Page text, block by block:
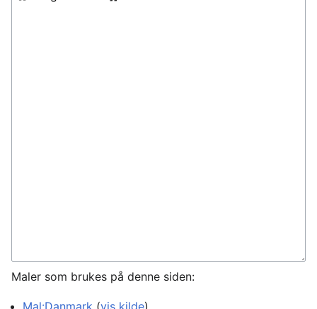
Maler som brukes på denne siden:
Mal:Danmark (vis kilde)